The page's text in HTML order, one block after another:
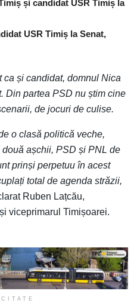
și candidat USR Timiș la
USR Timiș la Senat,
și candidat, domnul Nica
Din partea PSD nu știm cine
de jocuri de culise.
o clasă politică veche,
așchii, PSD și PNL de
prinși perpetuu în acest
total de agenda străzii,
Ruben Lațcău,
viceprimarul Timișoarei.